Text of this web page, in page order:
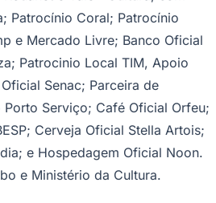
Patrocínio Coral; Patrocínio
e Mercado Livre; Banco Oficial
Patrocinio Local TIM, Apoio
Senac; Parceira de
Porto Serviço; Café Oficial Orfeu;
Cerveja Oficial Stella Artois;
e Hospedagem Oficial Noon.
e Ministério da Cultura.